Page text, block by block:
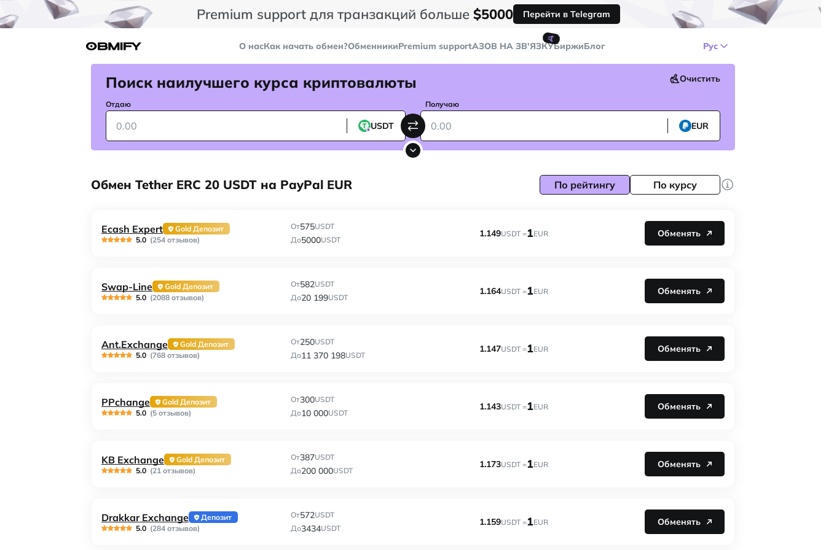
Premium support для транзакций больше $5000 Перейти в Telegram
О насКак начать обмен?ОбменникиPremium support
🤙
AЗОВ НА ЗВ'ЯЗКУБиржиБлог Рус
Поиск наилучшего курса криптовалюты Очистить
Отдаю
USDT
Получаю
EUR
Обмен Tether ERC 20 USDT на PayPal EUR По рейтингу По курсу
Ecash Expert
Gold Депозит
5.0 (254 отзывов)
От575USDT
До5000USDT
1.149USDT =1EUR Обменять
Swap-Line
Gold Депозит
5.0 (2088 отзывов)
От582USDT
До20 199USDT
1.164USDT =1EUR Обменять
Ant.Exchange
Gold Депозит
5.0 (768 отзывов)
От250USDT
До11 370 198USDT
1.147USDT =1EUR Обменять
PPchange
Gold Депозит
5.0 (5 отзывов)
От300USDT
До10 000USDT
1.143USDT =1EUR Обменять
KB Exchange
Gold Депозит
5.0 (21 отзывов)
От387USDT
До200 000USDT
1.173USDT =1EUR Обменять
Drakkar Exchange
Депозит
5.0 (284 отзывов)
От572USDT
До3434USDT
1.159USDT =1EUR Обменять